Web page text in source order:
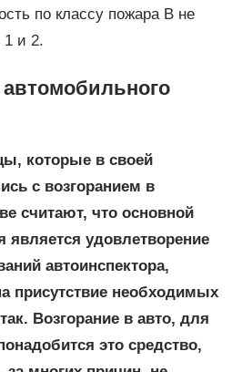
по классу пожара В не
1 и 2.
которые в своей
с возгоранием в
считают, что основной
является удовлетворение
автоинспектора,
присутствие необходимых
Возгорание в авто, для
это средство,